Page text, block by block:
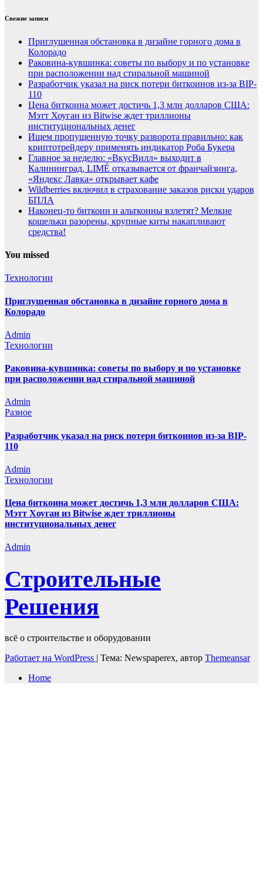
Свежие записи
Приглушенная обстановка в дизайне горного дома в
Колорадо
Раковина-кувшинка: советы по выбору и по установке
при расположении над стиральной машиной
Разработчик указал на риск потери биткоинов из-за BIP-
110
Цена биткоина может достичь 1,3 млн долларов США:
Мэтт Хоуган из Bitwise ждет триллионы
институциональных денег
Ищем пропущенную точку разворота правильно: как
криптотрейдеру применять индикатор Роба Букера
Главное за неделю: «ВкусВилл» выходит в
Калининград, LIMÉ отказывается от франчайзинга,
«Яндекс Лавка» открывает кафе
Wildberries включил в страхование заказов риски ударов
БПЛА
Наконец-то биткоин и альткоины взлетят? Мелкие
кошельки разорены, крупные киты накапливают
средства!
You missed
Технологии
Приглушенная обстановка в дизайне горного дома в
Колорадо
Admin
Технологии
Раковина-кувшинка: советы по выбору и по установке
при расположении над стиральной машиной
Admin
Разное
Разработчик указал на риск потери биткоинов из-за BIP-
110
Admin
Технологии
Цена биткоина может достичь 1,3 млн долларов США:
Мэтт Хоуган из Bitwise ждет триллионы
институциональных денег
Admin
Строительные
Решения
всё о строительстве и оборудовании
Работает на WordPress | Тема: Newspaperex, автор Themeansar
Home